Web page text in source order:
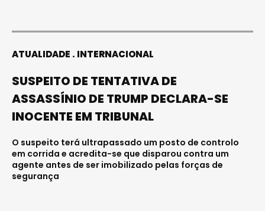
ATUALIDADE INTERNACIONAL
SUSPEITO DE TENTATIVA DE
ASSASSÍNIO DE TRUMP DECLARA-SE
INOCENTE EM TRIBUNAL
O suspeito terá ultrapassado um posto de controlo
em corrida e acredita-se que disparou contra um
agente antes de ser imobilizado pelas forças de
segurança